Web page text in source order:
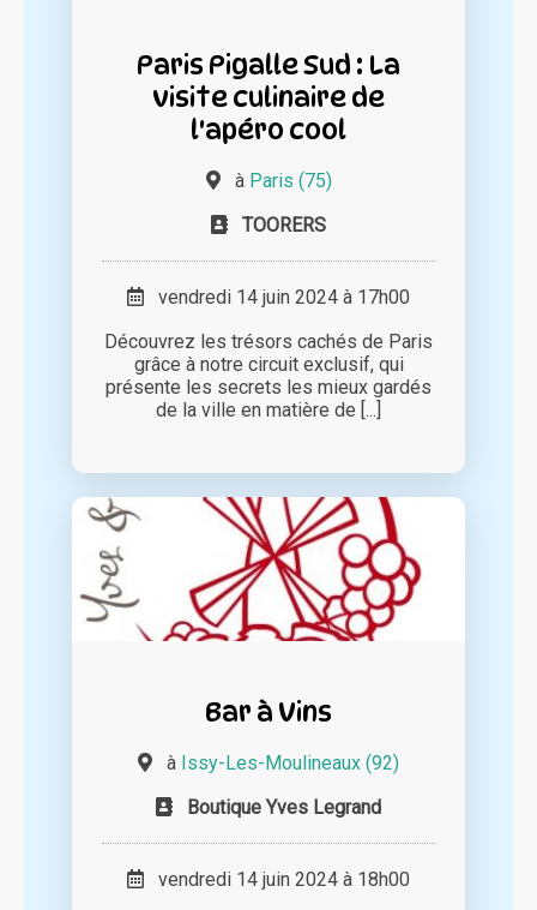
Paris Pigalle Sud : La
visite culinaire de
l'apéro cool
à Paris (75)
TOORERS
vendredi 14 juin 2024 à 17h00
Découvrez les trésors cachés de Paris
grâce à notre circuit exclusif, qui
présente les secrets les mieux gardés
de la ville en matière de [...]
Bar à Vins
à Issy-Les-Moulineaux (92)
Boutique Yves Legrand
vendredi 14 juin 2024 à 18h00